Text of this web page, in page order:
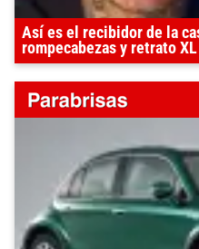
Así es el recibidor de la
rompecabezas y retrato